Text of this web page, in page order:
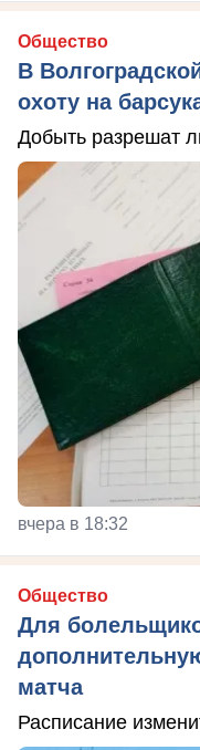
Общество
В
охоту на
Добыть разрешат
вчера в 18:32
Общество
Для
матча
Расписание